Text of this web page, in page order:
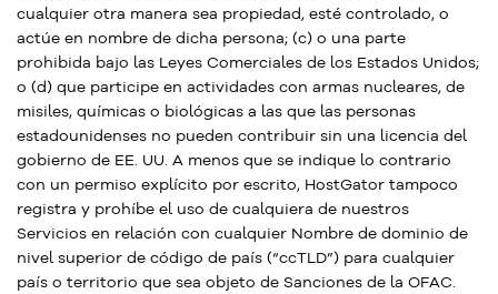
cualquier otra manera sea propiedad, esté controlado, o
actúe en nombre de dicha persona; (c) o una parte
prohibida bajo las Leyes Comerciales de los Estados Unidos;
o (d) que participe en actividades con armas nucleares, de
misiles, químicas o biológicas a las que las personas
estadounidenses no pueden contribuir sin una licencia del
gobierno de EE. UU. A menos que se indique lo contrario
con un permiso explícito por escrito, HostGator tampoco
registra y prohíbe el uso de cualquiera de nuestros
Servicios en relación con cualquier Nombre de dominio de
nivel superior de código de país (“ccTLD”) para cualquier
país o territorio que sea objeto de Sanciones de la OFAC.